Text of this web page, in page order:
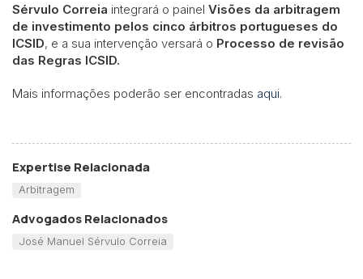
Sérvulo Correia integrará o painel Visões da arbitragem
de investimento pelos cinco árbitros portugueses do
ICSID, e a sua intervenção versará o Processo de revisão
das Regras ICSID.
Mais informações poderão ser encontradas aqui.
Expertise Relacionada
Arbitragem
Advogados Relacionados
José Manuel Sérvulo Correia